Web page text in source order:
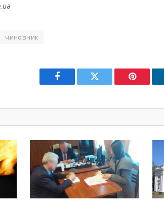
чиновник
Facebook Twitter Pinterest